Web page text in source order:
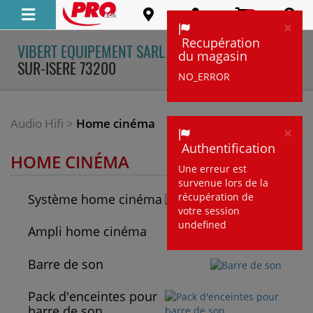
VIBERT EQUIPEMENT SARL - GILLY-
SUR-ISERE 73200
×
Recupération
du magasin
NO_ERROR
×
Authentification
Une erreur est
survenue lors de la
récupération de
votre session
undefined
Audio Hifi > Home cinéma
HOME CINÉMA
Système home cinéma
Ampli home cinéma
Barre de son
Pack d'enceintes pour